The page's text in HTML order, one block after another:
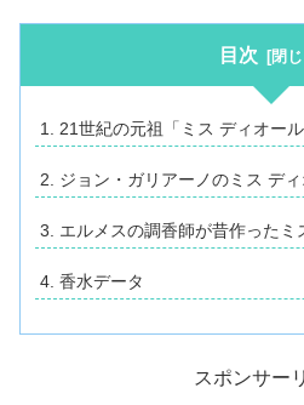
目次
21世紀の元祖「ミス ディオール
ジョン・ガリアーノのミス デ
エルメスの調香師が昔作ったミ
香水データ
スポンサー